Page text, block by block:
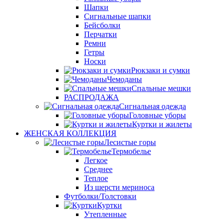
Шапки
Сигнальные шапки
Бейсболки
Перчатки
Ремни
Гетры
Носки
Рюкзаки и сумки
Чемоданы
Спальные мешки
РАСПРОДАЖА
Сигнальная одежда
Головные уборы
Куртки и жилеты
ЖЕНСКАЯ КОЛЛЕКЦИЯ
Лесистые горы
Термобелье
Легкое
Среднее
Теплое
Из шерсти мериноса
Футболки/Толстовки
Куртки
Утепленные